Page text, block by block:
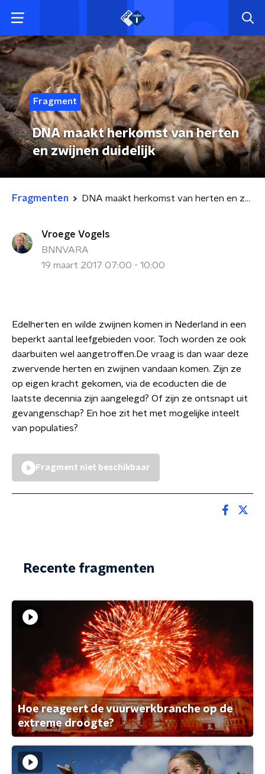
Fragment
DNA maakt herkomst van herten
en zwijnen duidelijk
Fragmenten DNA maakt herkomst van herten en zwijnen duidelijk
Vroege Vogels
BNNVARA
19 maart 2017 07:00 - 10:00
Edelherten en wilde zwijnen komen in Nederland in een
beperkt aantal leefgebieden voor. Toch worden ze ook
daarbuiten wel aangetroffen.De vraag is dan waar deze
zwervende herten en zwijnen vandaan komen. Zijn ze
op eigen kracht gekomen, via de ecoducten die de
laatste decennia zijn aangelegd? Of zijn ze ontsnapt uit
gevangenschap? En hoe zit het met mogelijke inteelt
van populaties?
Fragment niet beschikbaar
Recente fragmenten
Hoe reageert de vuurwerkbranche op de
extreme droogte?